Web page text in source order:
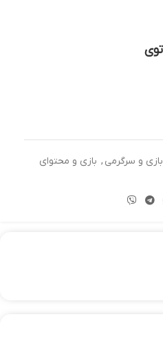
بازی و سرگرمی , بازی و محتوای